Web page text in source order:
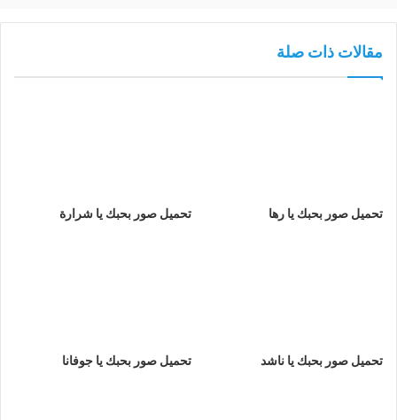
مقالات ذات صلة
تحميل صور بحبك يا رها تحميل صور بحبك يا شرارة
تحميل صور بحبك يا ناشد تحميل صور بحبك يا جوفانا